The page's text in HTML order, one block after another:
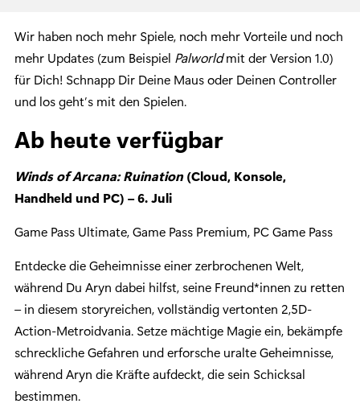
Wir haben noch mehr Spiele, noch mehr Vorteile und noch
mehr Updates (zum Beispiel Palworldmit der Version 1.0)
für Dich! Schnapp Dir Deine Maus oder Deinen Controller
und los geht’s mit den Spielen.
Ab heute verfügbar
Winds of Arcana: Ruination(Cloud, Konsole,
Handheld und PC) – 6. Juli
Game Pass Ultimate, Game Pass Premium, PC Game Pass
Entdecke die Geheimnisse einer zerbrochenen Welt,
während Du Aryn dabei hilfst, seine Freund*innen zu retten
– in diesem storyreichen, vollständig vertonten 2,5D-
Action-Metroidvania. Setze mächtige Magie ein, bekämpfe
schreckliche Gefahren und erforsche uralte Geheimnisse,
während Aryn die Kräfte aufdeckt, die sein Schicksal
bestimmen.